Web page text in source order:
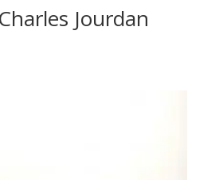
Jourdan